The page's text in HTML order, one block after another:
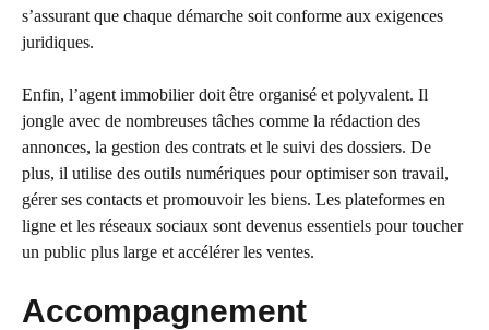
s’assurant que chaque démarche soit conforme aux exigences
juridiques.
Enfin, l’agent immobilier doit être organisé et polyvalent. Il
jongle avec de nombreuses tâches comme la rédaction des
annonces, la gestion des contrats et le suivi des dossiers. De
plus, il utilise des outils numériques pour optimiser son travail,
gérer ses contacts et promouvoir les biens. Les plateformes en
ligne et les réseaux sociaux sont devenus essentiels pour toucher
un public plus large et accélérer les ventes.
Accompagnement